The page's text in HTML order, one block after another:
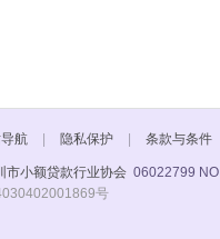
航 隐私保护 条款与条件
市小额贷款行业协会 06022799 NO
号